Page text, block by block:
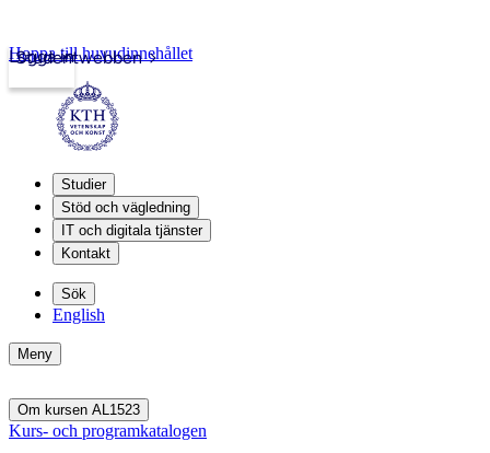
Studentwebben
Logga in
Hoppa till huvudinnehållet
Studier
Stöd och vägledning
IT och digitala tjänster
Kontakt
Sök
English
Meny
Om kursen AL1523
Kurs- och programkatalogen